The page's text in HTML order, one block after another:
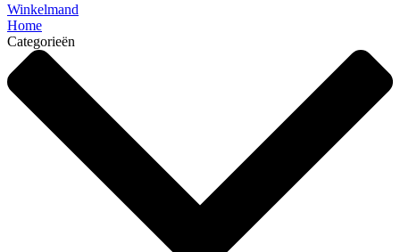
Winkelmand
Home
Categorieën